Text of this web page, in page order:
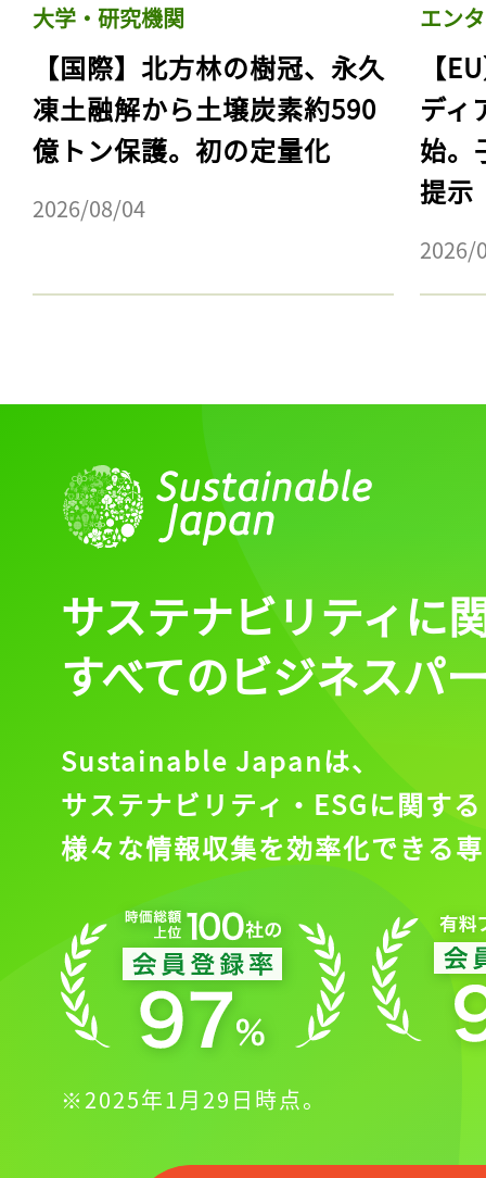
大学・研究機関
【国際】北方林の樹冠、永久
凍土融解から土壌炭素約590
億トン保護。初の定量化
2026/08/04
エン
【
ディ
始。
提示
2026/
記事をお気に入りに
ログインが必
会員登録
サステナビリティに
すべてのビジネスパ
Sustainable Japanは、
サステナビリティ・ESGに関する
様々な情報収集を効率化できる
※2025年1月29日時点。